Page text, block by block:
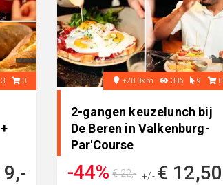
0 +20.0km 336 9 0
2-gangen keuzelunch bij
De Beren in Valkenburg-
Par'Course
-44% +/- € 12,50
€ 22,-